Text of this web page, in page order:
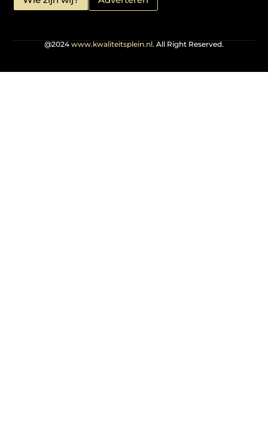
@2024 www.kwaliteitsplein.nl. All Right Reserved.